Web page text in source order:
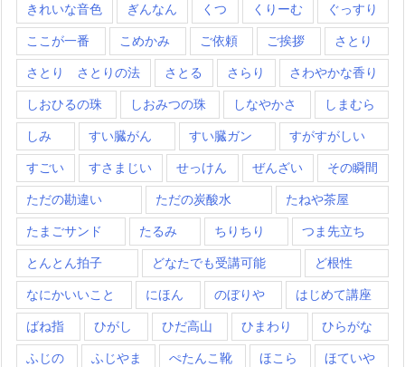
きれいな音色 ぎんなん くつ くりーむ ぐっすり
ここが一番 こめかみ ご依頼 ご挨拶 さとり
さとり さとりの法 さとる さらり さわやかな香り
しおひるの珠 しおみつの珠 しなやかさ しまむら
しみ すい臓がん すい臓ガン すがすがしい
すごい すさまじい せっけん ぜんざい その瞬間
ただの勘違い ただの炭酸水 たねや茶屋
たまごサンド たるみ ちりちり つま先立ち
とんとん拍子 どなたでも受講可能 ど根性
なにかいいこと にほん のぼりや はじめて講座
ばね指 ひがし ひだ高山 ひまわり ひらがな
ふじの ふじやま ぺたんこ靴 ほこら ほていや